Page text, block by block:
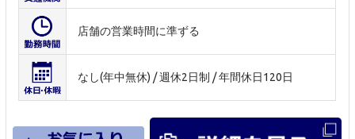
店舗の営業時間に準ずる
なし(年中無休) / 週休2日制 / 年間休日120日